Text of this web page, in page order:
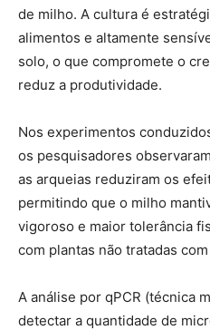
de milho. A cultura é
alimentos e altamente
solo, o que compromete o
reduz a produtividade.
Nos experimentos
os pesquisadores
as arqueias reduziram os
permitindo que o milho
vigoroso e maior tolerância
com plantas não tratadas
A análise por qPCR (técnica
detectar a quantidade de